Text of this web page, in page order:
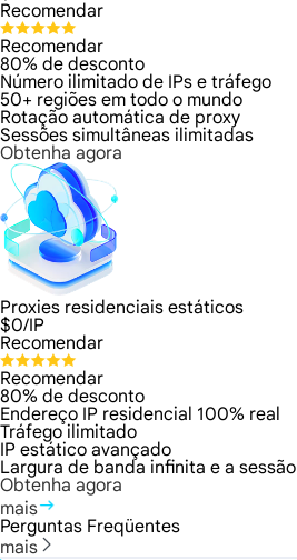
Recomendar
Recomendar
80% de desconto
Número ilimitado de IPs e tráfego
50+ regiões em todo o mundo
Rotação automática de proxy
Sessões simultâneas ilimitadas
Obtenha agora
Proxies residenciais estáticos
$0/IP
Recomendar
Recomendar
80% de desconto
Endereço IP residencial 100% real
Tráfego ilimitado
IP estático avançado
Largura de banda infinita e a sessão
Obtenha agora
mais
Perguntas Freqüentes
mais